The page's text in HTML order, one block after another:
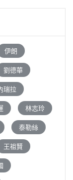
伊朗
劉德華
瑞拉
林志玲
泰勒絲
王祖賢